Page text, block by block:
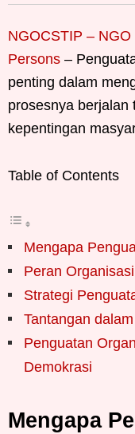
NGOCSTIP –
Persons –
penting dalam
prosesnya berjalan
kepentingan
Table of Contents
Mengapa
Peran
Strategi
Tantangan
Penguatan
Demokrasi
Mengapa